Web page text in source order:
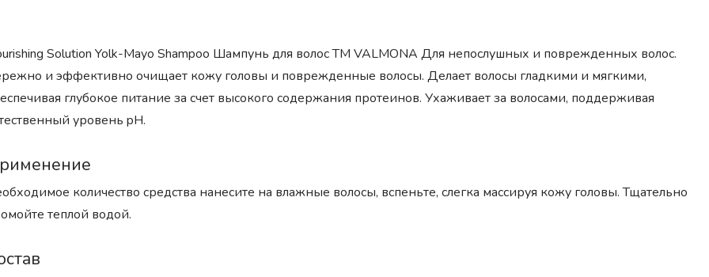
Solution Yolk-Mayo Shampoo Шампунь для волос ТМ VALMONA Для непослушных и поврежденных волос.
и эффективно очищает кожу головы и поврежденные волосы. Делает волосы гладкими и мягкими,
глубокое питание за счет высокого содержания протеинов. Ухаживает за волосами, поддерживая
уровень pH.
количество средства нанесите на влажные волосы, вспеньте, слегка массируя кожу головы. Тщательно
теплой водой.